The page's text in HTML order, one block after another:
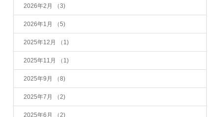
2026年2月 （3)
2026年1月 （5)
2025年12月 （1)
2025年11月 （1)
2025年9月 （8)
2025年7月 （2)
2025年6月 （2)